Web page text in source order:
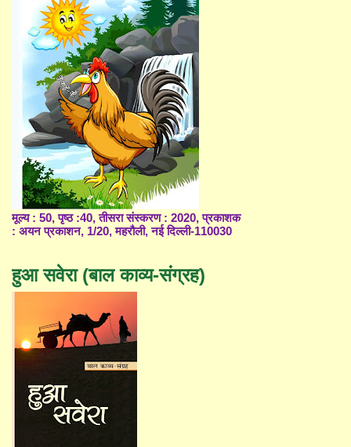
मूल्य : 50, पृष्ठ :40, तीसरा संस्करण : 2020, प्रकाशक
: अयन प्रकाशन, 1/20, महरौली, नई दिल्ली-110030
हुआ सवेरा (बाल काव्य-संग्रह)